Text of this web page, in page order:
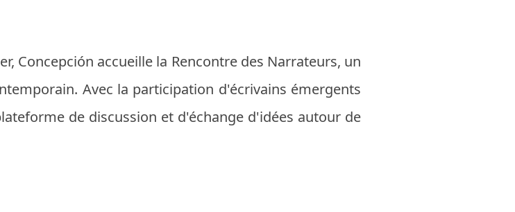
Concepción accueille la Rencontre des Narrateurs, un
Avec la participation d'écrivains émergents
de discussion et d'échange d'idées autour de